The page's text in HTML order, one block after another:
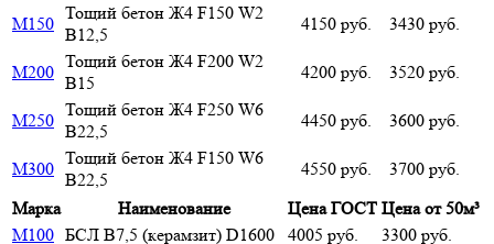
М150
Тощий бетон Ж4 F150 W2
В12,5
4150 руб. 3430 руб.
М200
Тощий бетон Ж4 F200 W2
В15
4200 руб. 3520 руб.
М250
Тощий бетон Ж4 F250 W6
В22,5
4450 руб. 3600 руб.
М300
Тощий бетон Ж4 F150 W6
В22,5
4550 руб.
3700 руб.
Марка
Наименование Цена ГОСТ Цена от 50м³
М100 БСЛ В7,5 (керамзит) D1600 4005 руб.
3300 руб.